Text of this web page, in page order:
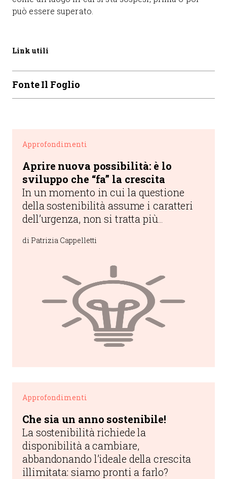
può essere superato.
Link utili
Fonte Il Foglio
Approfondimenti
Aprire nuova possibilità: è lo
sviluppo che “fa” la crescita
In un momento in cui la questione
della sostenibilità assume i caratteri
dell’urgenza, non si tratta più
opportunità, quanto di aprirne di
di Patrizia Cappelletti
Approfondimenti
Che sia un anno sostenibile!
La sostenibilità richiede la
disponibilità a cambiare,
abbandonando l’ideale della crescita
illimitata: siamo pronti a farlo?